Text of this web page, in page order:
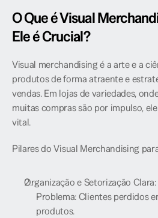
O Que é Visual
Ele é Crucial?
Visual merchandising é a arte e a
produtos de forma atraente e
vendas. Em lojas de variedades,
muitas compras são por impulso,
vital.
Pilares do Visual Merchandising
Organização e Setorização Clara:
Problema: Clientes perdidos
produtos.